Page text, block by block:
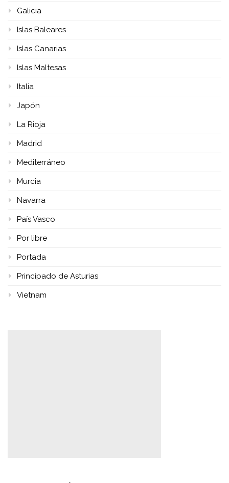
Galicia
Islas Baleares
Islas Canarias
Islas Maltesas
Italia
Japón
La Rioja
Madrid
Mediterráneo
Murcia
Navarra
País Vasco
Por libre
Portada
Principado de Asturias
Vietnam